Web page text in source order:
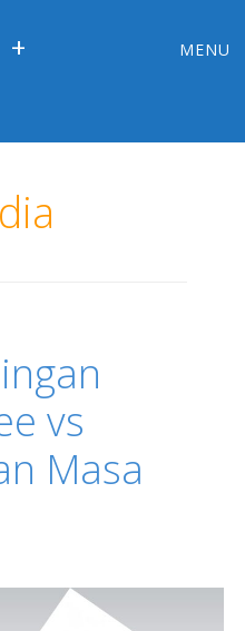
+
MENU
vs
Masa